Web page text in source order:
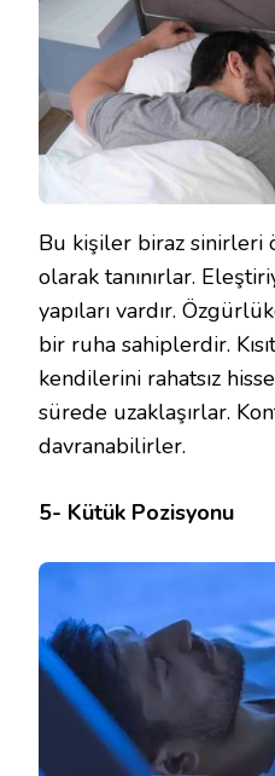
Bu kişiler biraz sinirleri
olarak tanınırlar.
yapıları vardır.
bir ruha sahiplerdir.
kendilerini rahatsız
sürede uzaklaşırlar.
davranabilirler.
5- Kütük Pozisyonu